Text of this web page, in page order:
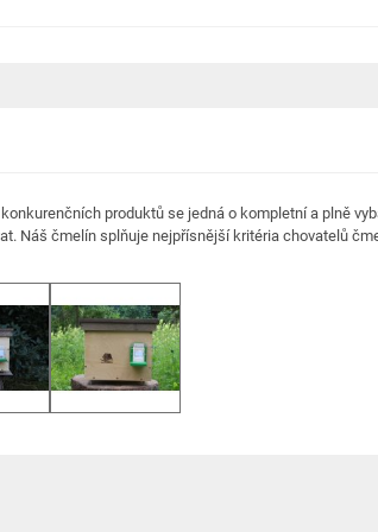
konkurenčních produktů se jedná o kompletní a plně
Náš čmelín splňuje nejpřísnější kritéria chovatelů